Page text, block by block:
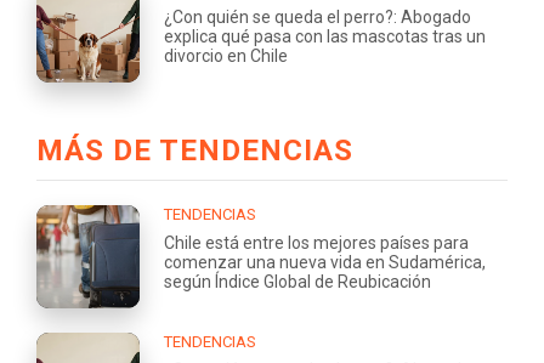
¿Con quién se queda el perro?: Abogado
explica qué pasa con las mascotas tras un
divorcio en Chile
MÁS DE TENDENCIAS
TENDENCIAS
Chile está entre los mejores países para
comenzar una nueva vida en Sudamérica,
según Índice Global de Reubicación
TENDENCIAS